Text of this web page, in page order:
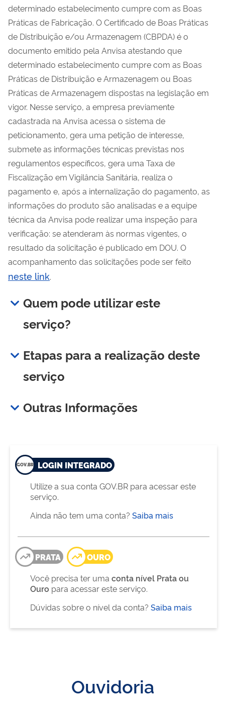
determinado estabelecimento cumpre com as Boas
Práticas de Fabricação. O Certificado de Boas Práticas
de Distribuição e/ou Armazenagem (CBPDA) é o
documento emitido pela Anvisa atestando que
determinado estabelecimento cumpre com as Boas
Práticas de Distribuição e Armazenagem ou Boas
Práticas de Armazenagem dispostas na legislação em
vigor. Nesse serviço, a empresa previamente
cadastrada na Anvisa acessa o sistema de
peticionamento, gera uma petição de interesse,
submete as informações técnicas previstas nos
regulamentos específicos, gera uma Taxa de
Fiscalização em Vigilância Sanitária, realiza o
pagamento e, após a internalização do pagamento, as
informações do produto são analisadas e a equipe
técnica da Anvisa pode realizar uma inspeção para
verificação: se atenderam às normas vigentes, o
resultado da solicitação é publicado em DOU. O
acompanhamento das solicitações pode ser feito
neste link.
Quem pode utilizar este
serviço?
Etapas para a realização deste
serviço
Outras Informações
LOGIN INTEGRADO
Utilize a sua conta GOV.BR para acessar este
serviço.
Ainda não tem uma conta? Saiba mais
PRATA
OURO
Você precisa ter uma conta nível Prata ou
Ouro para acessar este serviço.
Dúvidas sobre o nível da conta? Saiba mais
Ouvidoria